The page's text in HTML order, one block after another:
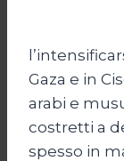
Gaza e in
arabi e
costretti a
spesso in